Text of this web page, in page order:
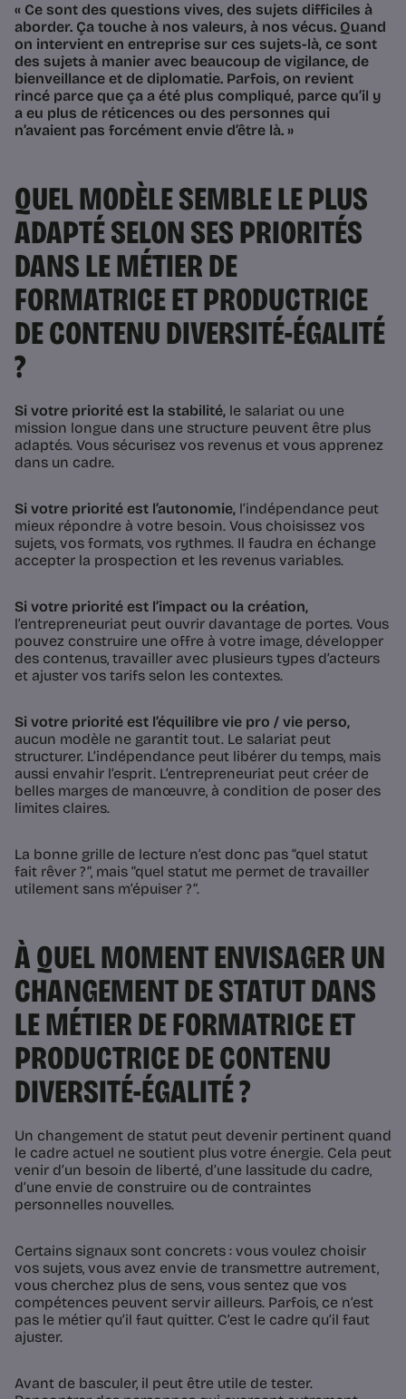
« Ce sont des questions vives, des sujets difficiles à
aborder. Ça touche à nos valeurs, à nos vécus. Quand
on intervient en entreprise sur ces sujets-là, ce sont
des sujets à manier avec beaucoup de vigilance, de
bienveillance et de diplomatie. Parfois, on revient
rincé parce que ça a été plus compliqué, parce qu’il y
a eu plus de réticences ou des personnes qui
n’avaient pas forcément envie d’être là. »
QUEL MODÈLE SEMBLE LE PLUS
ADAPTÉ SELON SES PRIORITÉS
DANS LE MÉTIER DE
FORMATRICE ET PRODUCTRICE
DE CONTENU DIVERSITÉ-ÉGALITÉ
?
Si votre priorité est la stabilité, le salariat ou une
mission longue dans une structure peuvent être plus
adaptés. Vous sécurisez vos revenus et vous apprenez
dans un cadre.
Si votre priorité est l’autonomie, l’indépendance peut
mieux répondre à votre besoin. Vous choisissez vos
sujets, vos formats, vos rythmes. Il faudra en échange
accepter la prospection et les revenus variables.
Si votre priorité est l’impact ou la création,
l’entrepreneuriat peut ouvrir davantage de portes. Vous
pouvez construire une offre à votre image, développer
des contenus, travailler avec plusieurs types d’acteurs
et ajuster vos tarifs selon les contextes.
Si votre priorité est l’équilibre vie pro / vie perso,
aucun modèle ne garantit tout. Le salariat peut
structurer. L’indépendance peut libérer du temps, mais
aussi envahir l’esprit. L’entrepreneuriat peut créer de
belles marges de manœuvre, à condition de poser des
limites claires.
La bonne grille de lecture n’est donc pas “quel statut
fait rêver ?”, mais “quel statut me permet de travailler
utilement sans m’épuiser ?”.
À QUEL MOMENT ENVISAGER UN
CHANGEMENT DE STATUT DANS
LE MÉTIER DE FORMATRICE ET
PRODUCTRICE DE CONTENU
DIVERSITÉ-ÉGALITÉ ?
Un changement de statut peut devenir pertinent quand
le cadre actuel ne soutient plus votre énergie. Cela peut
venir d’un besoin de liberté, d’une lassitude du cadre,
d’une envie de construire ou de contraintes
personnelles nouvelles.
Certains signaux sont concrets : vous voulez choisir
vos sujets, vous avez envie de transmettre autrement,
vous cherchez plus de sens, vous sentez que vos
compétences peuvent servir ailleurs. Parfois, ce n’est
pas le métier qu’il faut quitter. C’est le cadre qu’il faut
ajuster.
Avant de basculer, il peut être utile de tester.